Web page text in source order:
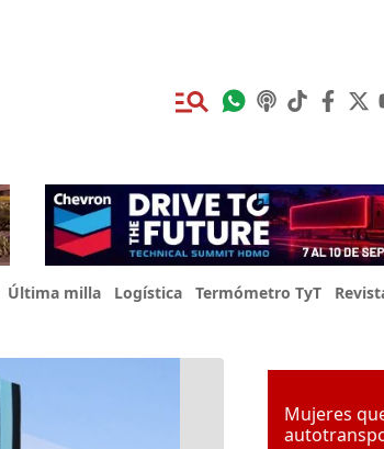
Última milla Logística Termómetro TyT
Mujeres